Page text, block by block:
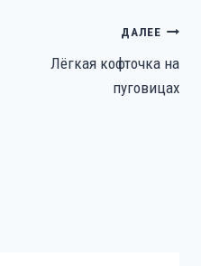
ДАЛЕЕ
Лёгкая кофточка на
пуговицах